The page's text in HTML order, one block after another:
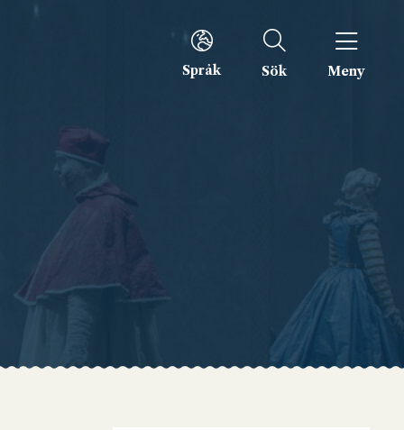
Språk Sök Meny